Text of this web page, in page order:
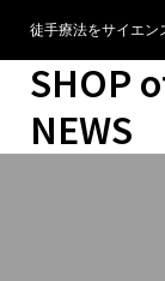
徒手療法をサイエン
SHOP
NEWS